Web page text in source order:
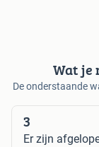
Wat je
De onderstaande
3
Er zijn